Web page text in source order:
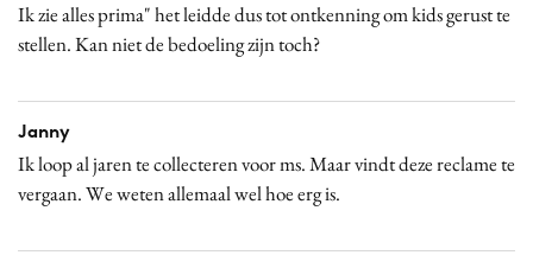
Ik zie alles prima" het leidde dus tot ontkenning om kids gerust te
stellen. Kan niet de bedoeling zijn toch?
Janny
Ik loop al jaren te collecteren voor ms. Maar vindt deze reclame te
vergaan. We weten allemaal wel hoe erg is.